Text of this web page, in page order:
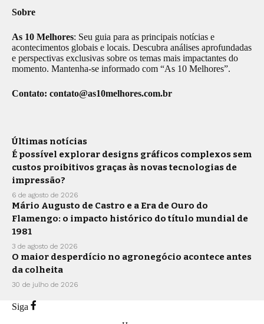
Sobre
As 10 Melhores: Seu guia para as principais notícias e
acontecimentos globais e locais. Descubra análises aprofundadas
e perspectivas exclusivas sobre os temas mais impactantes do
momento. Mantenha-se informado com “As 10 Melhores”.
Contato: contato@as10melhores.com.br
Últimas notícias
É possível explorar designs gráficos complexos sem
custos proibitivos graças às novas tecnologias de
impressão?
6 de agosto de 2026
Mário Augusto de Castro e a Era de Ouro do
Flamengo: o impacto histórico do título mundial de
1981
3 de agosto de 2026
O maior desperdício no agronegócio acontece antes
da colheita
30 de julho de 2026
Siga